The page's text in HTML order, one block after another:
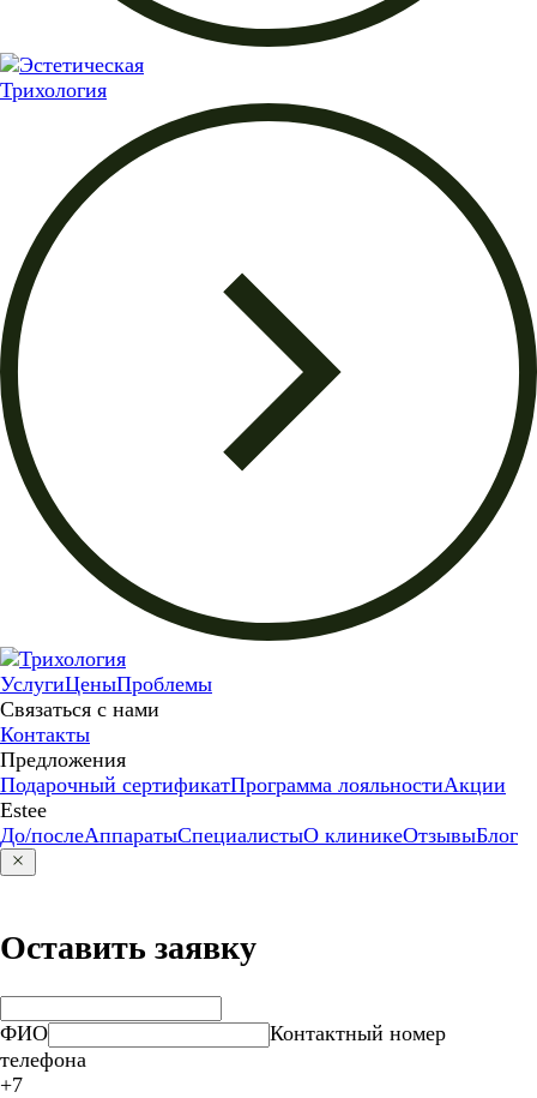
Трихология
УслугиЦеныПроблемы
Связаться с нами
Контакты
Предложения
Подарочный сертификатПрограмма лояльностиАкции
Estee
До/послеАппаратыСпециалистыО клиникеОтзывыБлог
Оставить заявку
ФИО
Контактный номер
телефона
+7